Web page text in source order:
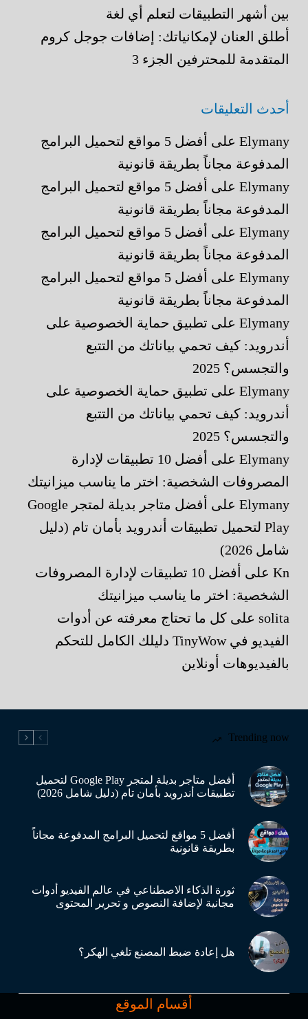
بين أشهر التطبيقات لتعلم أي لغة
أطلق العنان لإمكانياتك: إضافات جوجل كروم
المتقدمة للمحترفين الجزء 3
أحدث التعليقات
Elymanyعلى
أفضل 5 مواقع لتحميل البرامج
المدفوعة مجاناً بطريقة قانونية
Elymanyعلى
أفضل 5 مواقع لتحميل البرامج
المدفوعة مجاناً بطريقة قانونية
Elymanyعلى
أفضل 5 مواقع لتحميل البرامج
المدفوعة مجاناً بطريقة قانونية
Elymanyعلى
أفضل 5 مواقع لتحميل البرامج
المدفوعة مجاناً بطريقة قانونية
Elymanyعلى تطبيق حماية الخصوصية على
أندرويد: كيف تحمي بياناتك من التتبع
والتجسس؟ 2025
Elymanyعلى تطبيق حماية الخصوصية على
أندرويد: كيف تحمي بياناتك من التتبع
والتجسس؟ 2025
Elymanyعلى
أفضل 10 تطبيقات لإدارة
المصروفات الشخصية: اختر ما يناسب ميزانيتك
Elymanyعلى
أفضل متاجر بديلة لمتجر Google
Play لتحميل تطبيقات أندرويد بأمان تام (دليل
شامل 2026)
Knعلى
أفضل 10 تطبيقات لإدارة المصروفات
الشخصية: اختر ما يناسب ميزانيتك
solitaعلى كل ما تحتاج معرفته عن أدوات
الفيديو في TinyWow دليلك الكامل للتحكم
بالفيديوهات أونلاين
Trending now
أفضل متاجر بديلة لمتجر Google Play لتحميل
تطبيقات أندرويد بأمان تام (دليل شامل 2026)
أفضل 5 مواقع لتحميل البرامج المدفوعة مجاناً
بطريقة قانونية
ثورة الذكاء الاصطناعي في عالم الفيديو أدوات
مجانية لإضافة النصوص و تحرير المحتوى
هل إعادة ضبط المصنع تلغي الهكر؟
أقسام الموقع